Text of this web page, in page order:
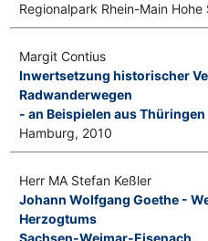
Regionalpark Rhein-Main
Margit Contius
Inwertsetzung historischer
Radwanderwegen
- an Beispielen aus Thüringen
Hamburg, 2010
Herr MA Stefan Keßler
Johann Wolfgang Goethe -
Herzogtums